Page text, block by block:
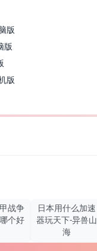
版
版
版
战争
个好
日本用什么加速
器玩天下-异兽山
海